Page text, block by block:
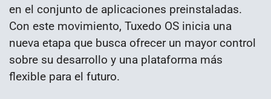
en el conjunto de aplicaciones preinstaladas.
Con este movimiento, Tuxedo OS inicia una
nueva etapa que busca ofrecer un mayor control
sobre su desarrollo y una plataforma más
flexible para el futuro.